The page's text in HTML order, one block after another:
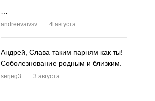
andreevaivsv 4 августа
Андрей, Слава таким парням как ты!
Соболезнование родным и близким.
serjeg3 3 августа